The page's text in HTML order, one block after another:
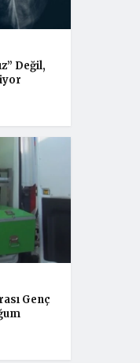
Değil,
Genç